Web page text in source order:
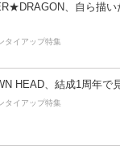
、自ら描い
タイアップ特集
HEAD、結成1周年で
タイアップ特集